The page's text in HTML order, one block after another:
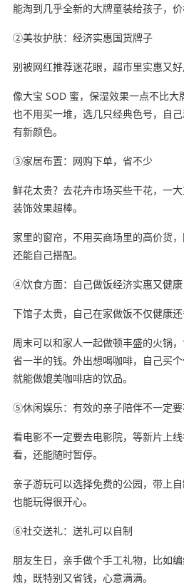
能淘到几乎全新的大牌童装给孩子，价
②美妆护肤：经济实惠国货牌子
别被网红推荐迷花眼，超市里实惠又好
像大宝 SOD 蜜，保湿效果一点不比大
也不用买一堆，选几只经典色号，自
有新颜色。
③家居布置：网购下单，省不少
鲜花太贵？去花卉市场买些干花，一大
装饰效果超棒。
家里的窗帘，不用买商场里的高价货
还能自己搭配。
④饮食方面：自己做饭经济实惠又健康
下馆子太贵，自己在家做饭不仅健康还
周末可以和家人一起做顿丰盛的火锅
省一半的钱。外出想喝咖啡，自己买
就能做媲美咖啡店的饮品。
⑤休闲娱乐：有效的亲子陪伴不一定
看电影不一定要去电影院，等新片上
看，还能随时暂停。
亲子游玩可以选择免费的公园，带上
也能玩得很开心。
⑥社交送礼：送礼可以自制
朋友生日，亲手做个手工礼物，比如
烛，既特别又省钱，心意满满。